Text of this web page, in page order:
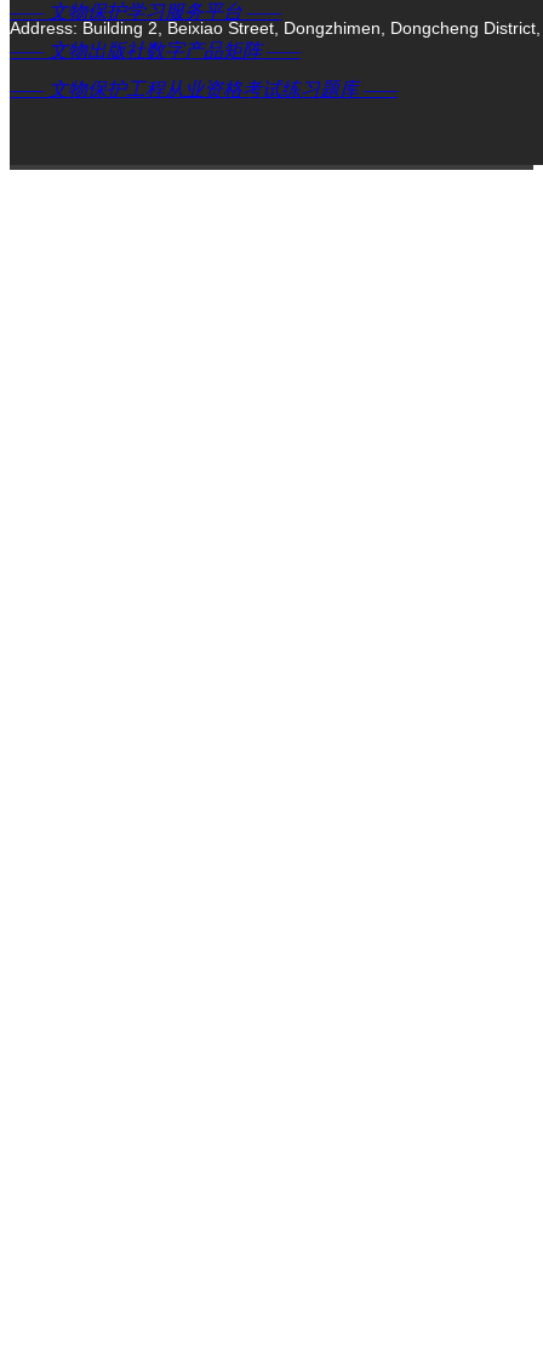
Address: Building 2, Beixiao Street, Dongzhimen, Dongcheng
—— 文物保护学习服务平台 ——
—— 文物出版社数字产品矩阵 ——
—— 文物保护工程从业资格考试练习题库 ——